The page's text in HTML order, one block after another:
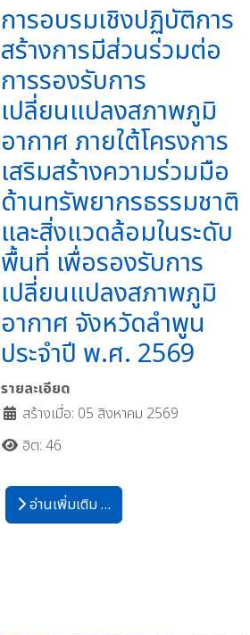
การอบรมเชิงปฏิบัติการ
สร้างการมีส่วนร่วมต่อ
การรองรับการ
เปลี่ยนแปลงสภาพภูมิ
อากาศ ภายใต้โครงการ
เสริมสร้างความร่วมมือ
ด้านทรัพยากรธรรมชาติ
และสิ่งแวดล้อมในระดับ
พื้นที่ เพื่อรองรับการ
เปลี่ยนแปลงสภาพภูมิ
อากาศ จังหวัดลำพูน
ประจำปี พ.ศ. 2569
รายละเอียด
สร้างเมื่อ: 05 สิงหาคม 2569
ฮิต: 46
อ่านเพิ่มเติม …